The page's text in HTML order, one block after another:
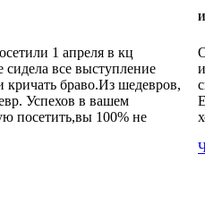
1 апреля в кц
все выступление
кричать браво.Из шедевров,
Успехов в вашем
посетить,вы 100% не